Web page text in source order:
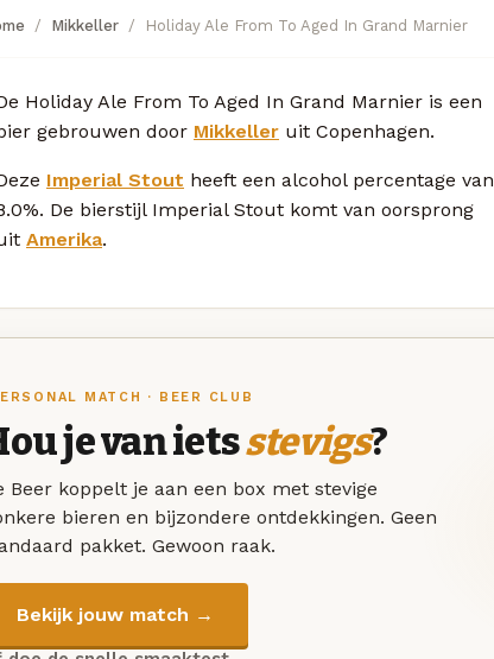
Mikkeller Holiday Ale From To Aged In Grand Marnier
Holiday Ale From To Aged In Grand Marnier is een
gebrouwen door Mikkeller uit Copenhagen.
Imperial Stout heeft een alcohol percentage van
De bierstijl Imperial Stout komt van oorsprong
Amerika.
MATCH · BEER CLUB
je van ietsstevigs?
Beer koppelt je aan een box met stevige
bieren en bijzondere ontdekkingen. Geen
pakket. Gewoon raak.
Bekijk jouw match →